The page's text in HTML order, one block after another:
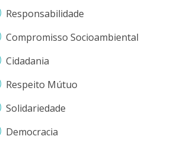
Responsabilidade
Compromisso Socioambiental
Cidadania
Respeito Mútuo
Solidariedade
Democracia